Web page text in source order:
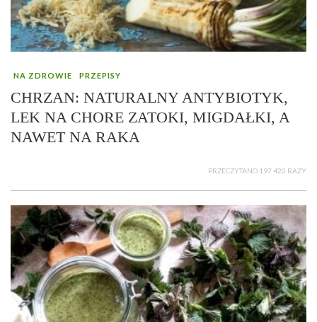
NA ZDROWIE PRZEPISY
CHRZAN: NATURALNY ANTYBIOTYK,
LEK NA CHORE ZATOKI, MIGDAŁKI, A
NAWET NA RAKA
PRZECZYTANO 197 420 RAZY